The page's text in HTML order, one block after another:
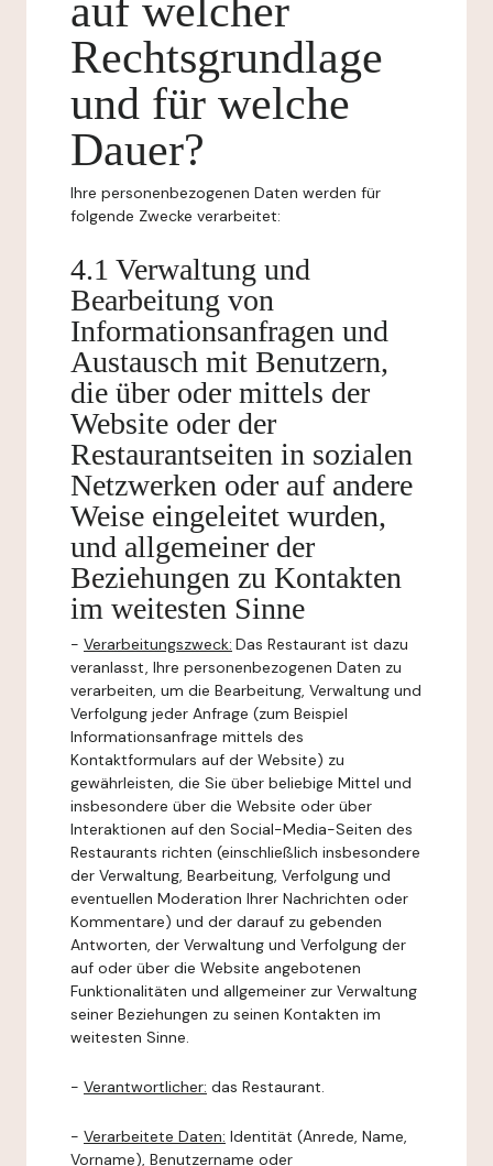
auf welcher
Rechtsgrundlage
und für welche
Dauer?
Ihre personenbezogenen Daten werden für
folgende Zwecke verarbeitet:
4.1 Verwaltung und
Bearbeitung von
Informationsanfragen und
Austausch mit Benutzern,
die über oder mittels der
Website oder der
Restaurantseiten in sozialen
Netzwerken oder auf andere
Weise eingeleitet wurden,
und allgemeiner der
Beziehungen zu Kontakten
im weitesten Sinne
- Verarbeitungszweck: Das Restaurant ist dazu
veranlasst, Ihre personenbezogenen Daten zu
verarbeiten, um die Bearbeitung, Verwaltung und
Verfolgung jeder Anfrage (zum Beispiel
Informationsanfrage mittels des
Kontaktformulars auf der Website) zu
gewährleisten, die Sie über beliebige Mittel und
insbesondere über die Website oder über
Interaktionen auf den Social-Media-Seiten des
Restaurants richten (einschließlich insbesondere
der Verwaltung, Bearbeitung, Verfolgung und
eventuellen Moderation Ihrer Nachrichten oder
Kommentare) und der darauf zu gebenden
Antworten, der Verwaltung und Verfolgung der
auf oder über die Website angebotenen
Funktionalitäten und allgemeiner zur Verwaltung
seiner Beziehungen zu seinen Kontakten im
weitesten Sinne.
- Verantwortlicher: das Restaurant.
- Verarbeitete Daten: Identität (Anrede, Name,
Vorname), Benutzername oder